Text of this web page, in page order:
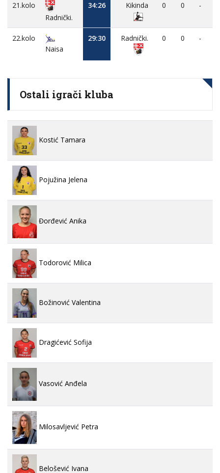
21.kolo
Radnički.
34:26 Kikinda 0 0 -
22.kolo
Naisa
29:30 Radnički. 0 0 -
Ostali igrači kluba
Kostić Tamara
Pojužina Jelena
Đorđević Anika
Todorović Milica
Božinović Valentina
Dragićević Sofija
Vasović Anđela
Milosavljević Petra
Belošević Ivana